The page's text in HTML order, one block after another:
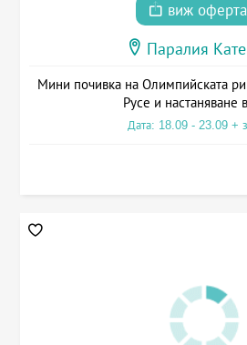
виж
Паралия
Мини почивка на Олимпийската
Русе и настаняване
Дата: 18.09 - 23.09 +